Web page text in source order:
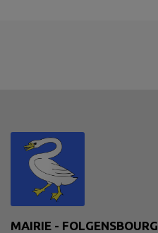
MAIRIE - FOLGENSBOURG